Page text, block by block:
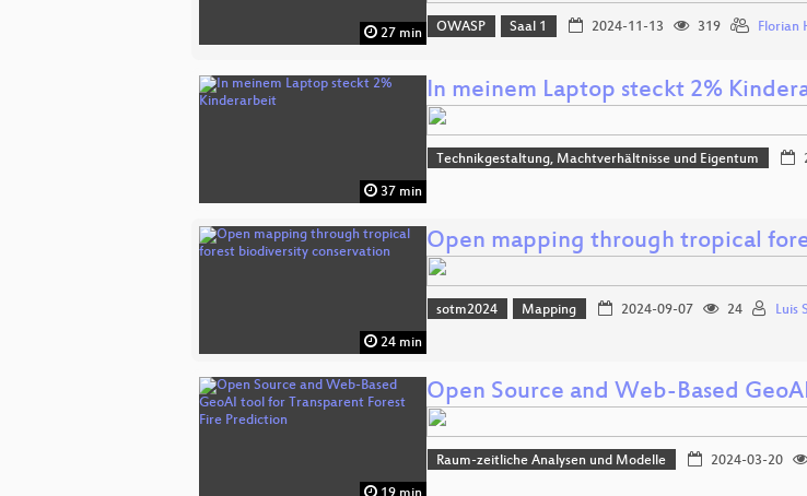
27 min OWASP Saal 1 2024-11-13 319 Florian
37 min
In meinem Laptop steckt 2%
Technikgestaltung, Machtverhältnisse und Eigentum
24 min
Open mapping through tropical
sotm2024 Mapping 2024-09-07 24 Luis
Open Source and Web-Based
Raum-zeitliche Analysen und Modelle 2024-03-20